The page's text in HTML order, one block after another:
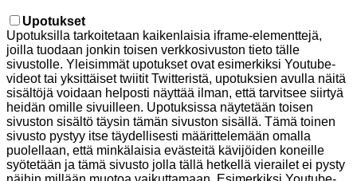
Upotukset
Upotuksilla tarkoitetaan kaikenlaisia iframe-elementtejä,
joilla tuodaan jonkin toisen verkkosivuston tieto tälle
sivustolle. Yleisimmät upotukset ovat esimerkiksi Youtube-
videot tai yksittäiset twiitit Twitteristä, upotuksien avulla näitä
sisältöjä voidaan helposti näyttää ilman, että tarvitsee siirtyä
heidän omille sivuilleen. Upotuksissa näytetään toisen
sivuston sisältö täysin tämän sivuston sisällä. Tämä toinen
sivusto pystyy itse täydellisesti määrittelemään omalla
puolellaan, että minkälaisia evästeitä kävijöiden koneille
syötetään ja tämä sivusto jolla tällä hetkellä vierailet ei pysty